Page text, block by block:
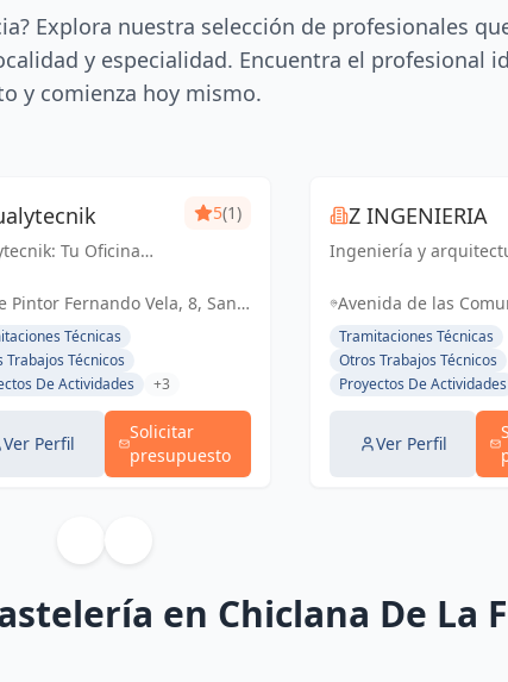
Explora nuestra selección de profesionales
y especialidad. Encuentra el profesional
y comienza hoy mismo.
Tu Oficina
Especializados
energética y
de instalaciones.
enfoqu...
5(1)
Pintor Fernando Vela, 8, San
España, España
Técnicas
Trabajos Técnicos
De Actividades
+3
Ver Perfil
Solicitar
presupuesto
Z INGENIERIA
Ingeniería y
Jerez de la Frontera.
proyectos técnicos y
licencias de apertura.
Avenida de las
Jerez de la Frontera,
España
Tramitaciones Técnicas
Otros Trabajos Técnicos
Proyectos De Actividades
Ver Perfil
en Chiclana De La